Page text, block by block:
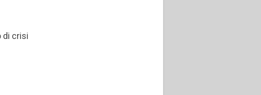
di crisi